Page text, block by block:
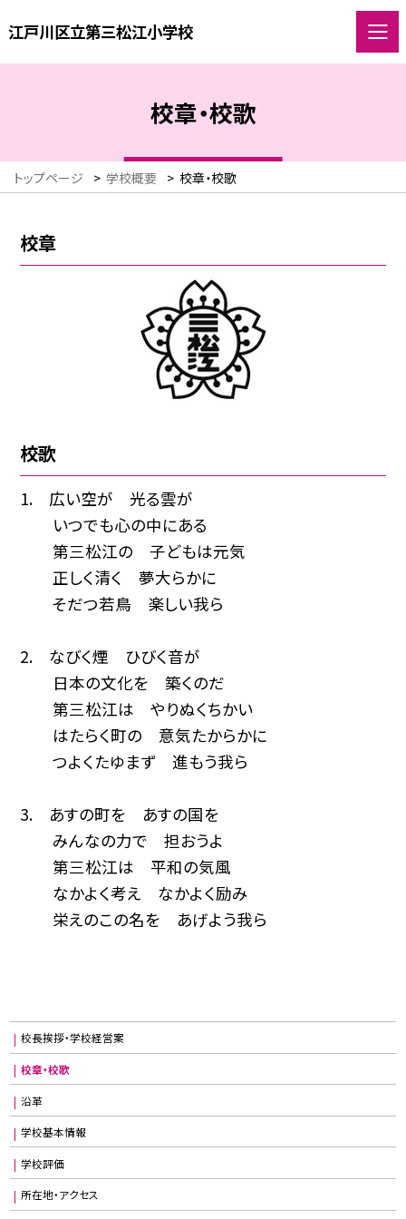
江戸川区立第三松江小学校
校章・校歌
トップページ > 学校概要 > 校章・校歌
校章
校歌
1. 広い空が 光る雲が
いつでも心の中にある
第三松江の 子どもは元気
正しく清く 夢大らかに
そだつ若鳥 楽しい我ら
2. なびく煙 ひびく音が
日本の文化を 築くのだ
第三松江は やりぬくちかい
はたらく町の 意気たからかに
つよくたゆまず 進もう我ら
3. あすの町を あすの国を
みんなの力で 担おうよ
第三松江は 平和の気風
なかよく考え なかよく励み
栄えのこの名を あげよう我ら
校長挨拶・学校経営案
校章・校歌
沿革
学校基本情報
学校評価
所在地・アクセス